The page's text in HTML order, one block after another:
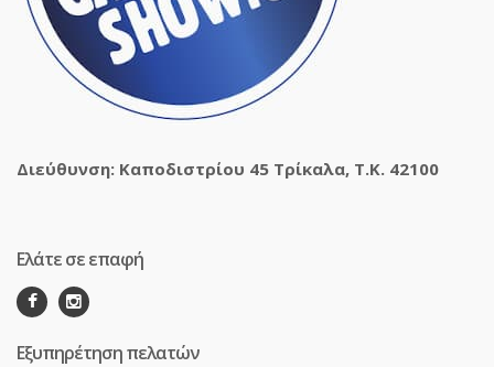
Διεύθυνση: Καποδιστρίου 45 Τρίκαλα, Τ.Κ. 42100
Ελάτε σε επαφή
Εξυπηρέτηση πελατών